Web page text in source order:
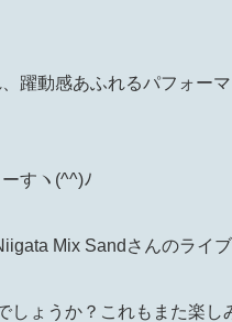
躍動感あふれるパフォー
すヽ(^^)ﾉ
Mix Sandさんのライ
しょうか？これもまた楽